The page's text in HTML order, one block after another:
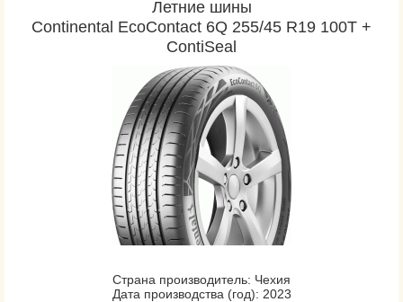
Летние шины
Continental EcoContact 6Q 255/45 R19 100T +
ContiSeal
Страна производитель: Чехия
Дата производства (год): 2023